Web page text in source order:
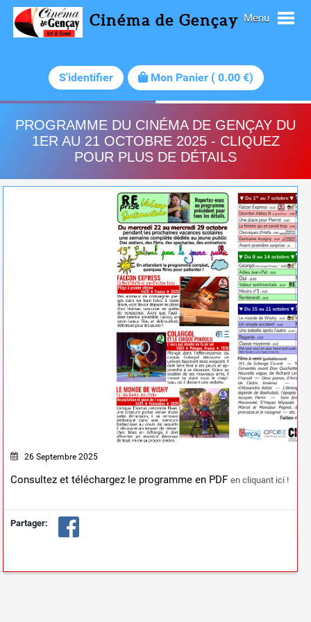
Cinéma de Gençay
S'identifier Mon Panier (0.00 €)
Menu
PROGRAMME DU CINÉMA DE GENÇAY DU
1ER AU 21 OCTOBRE 2025 - CLIQUEZ
POUR PLUS DE DÉTAILS
26 Septembre 2025
Consultez et téléchargez le programme en PDFen cliquant ici !
Partager: